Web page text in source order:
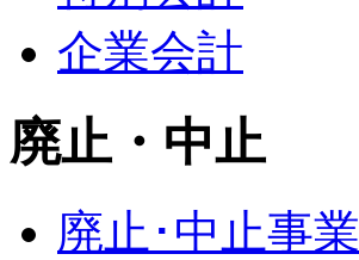
企業会計
廃止・中止
廃止･中止事業